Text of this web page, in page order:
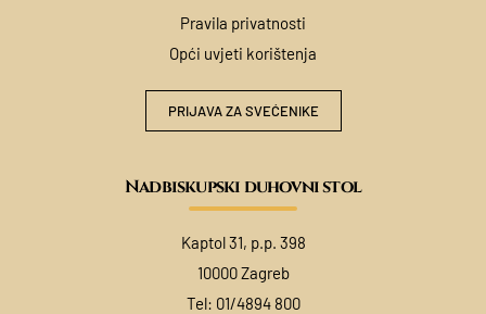
Pravila privatnosti
Opći uvjeti korištenja
PRIJAVA ZA SVEĆENIKE
Nadbiskupski duhovni stol
Kaptol 31, p.p. 398
10000 Zagreb
Tel: 01/4894 800